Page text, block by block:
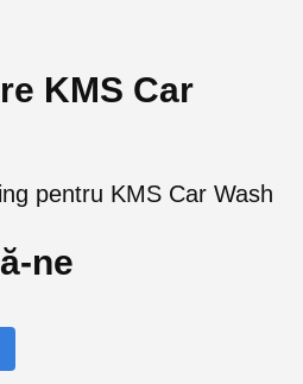
KMS Car
pentru KMS Car Wash
ne